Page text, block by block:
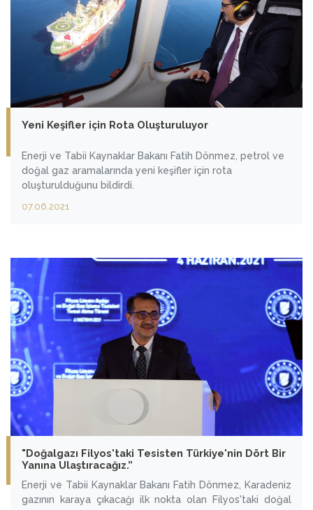
Yeni Keşifler için Rota Oluşturuluyor
Enerji ve Tabii Kaynaklar Bakanı Fatih Dönmez, petrol ve
doğal gaz aramalarında yeni keşifler için rota
oluşturulduğunu bildirdi.
07.06.2021
"Doğalgazı Filyos'taki Tesisten Türkiye'nin Dört Bir
Yanına Ulaştıracağız.”
Enerji ve Tabii Kaynaklar Bakanı Fatih Dönmez, Karadeniz
gazının karaya çıkacağı ilk nokta olan Filyos'taki doğal